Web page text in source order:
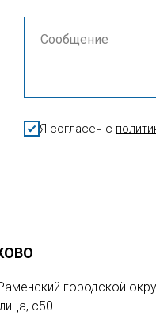
Я согласен с
городской
с50